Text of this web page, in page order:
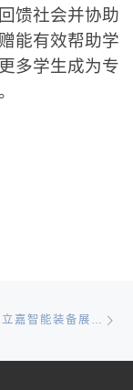
馈社会并协助
能有效帮助学
多学生成为专
POST LIST重庆立嘉智能装备展开展首日宝力机械订单不断、势头喜人